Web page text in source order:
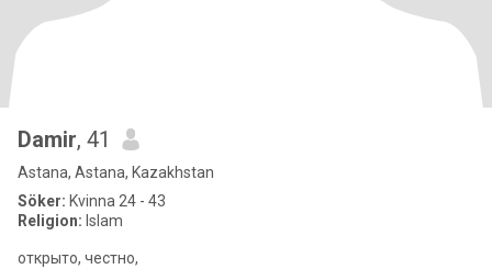
Damir, 41
Astana, Astana, Kazakhstan
Söker: Kvinna 24 - 43
Religion: Islam
открыто, честно,